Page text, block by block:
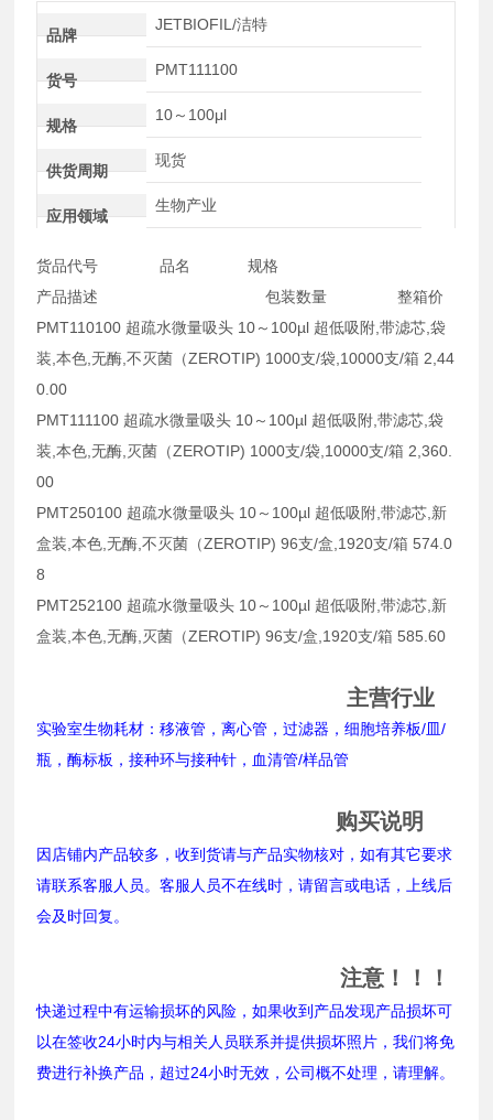
品牌
JETBIOFIL/洁特
货号
PMT111100
规格
10～100μl
供货周期
现货
应用领域
生物产业
货品代号 品名 规格
产品描述 包装数量 整箱价
PMT110100 超疏水微量吸头 10～100µl 超低吸附,带滤芯,袋
装,本色,无酶,不灭菌（ZEROTIP) 1000支/袋,10000支/箱 2,44
0.00
PMT111100 超疏水微量吸头 10～100µl 超低吸附,带滤芯,袋
装,本色,无酶,灭菌（ZEROTIP) 1000支/袋,10000支/箱 2,360.
00
PMT250100 超疏水微量吸头 10～100µl 超低吸附,带滤芯,新
盒装,本色,无酶,不灭菌（ZEROTIP) 96支/盒,1920支/箱 574.0
8
PMT252100 超疏水微量吸头 10～100µl 超低吸附,带滤芯,新
盒装,本色,无酶,灭菌（ZEROTIP) 96支/盒,1920支/箱 585.60
主营行业
实验室生物耗材：移液管，离心管，过滤器，细胞培养板/皿/
瓶，酶标板，接种环与接种针，血清管/样品管
购买说明
因店铺内产品较多，收到货请与产品实物核对，如有其它要求
请联系客服人员。客服人员不在线时，请留言或电话，上线后
会及时回复。
注意！！！
快递过程中有运输损坏的风险，如果收到产品发现产品损坏可
以在签收24小时内与相关人员联系并提供损坏照片，我们将免
费进行补换产品，超过24小时无效，公司概不处理，请理解。